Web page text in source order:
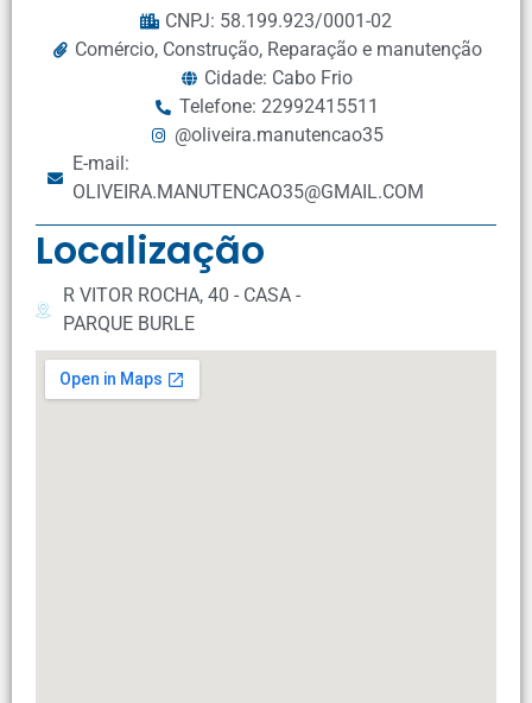
CNPJ: 58.199.923/0001-02
Comércio, Construção, Reparação e manutenção
Cidade: Cabo Frio
Telefone: 22992415511
@oliveira.manutencao35
E-mail:
OLIVEIRA.MANUTENCAO35@GMAIL.COM
Localização
R VITOR ROCHA, 40 - CASA -
PARQUE BURLE